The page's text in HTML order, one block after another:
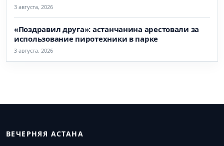
3 августа, 2026
«Поздравил друга»: астанчанина арестовали за
использование пиротехники в парке
3 августа, 2026
ВЕЧЕРНЯЯ АСТАНА